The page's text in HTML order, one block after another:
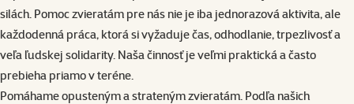
silách. Pomoc zvieratám pre nás nie je iba jednorazová aktivita, ale
každodenná práca, ktorá si vyžaduje čas, odhodlanie, trpezlivosť a
veľa ľudskej solidarity. Naša činnosť je veľmi praktická a často
prebieha priamo v teréne.
Pomáhame opusteným a strateným zvieratám. Podľa našich